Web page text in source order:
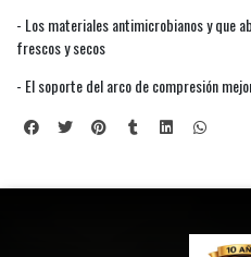
- Los materiales antimicrobianos y que
frescos y secos
- El soporte del arco de compresión